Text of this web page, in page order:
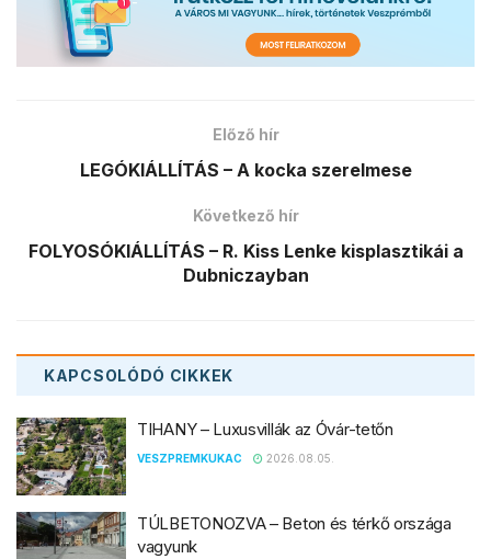
Előző hír
LEGÓKIÁLLÍTÁS – A kocka szerelmese
Következő hír
FOLYOSÓKIÁLLÍTÁS – R. Kiss Lenke kisplasztikái a
Dubniczayban
KAPCSOLÓDÓ CIKKEK
TIHANY – Luxusvillák az Óvár-tetőn
VESZPREMKUKAC 2026.08.05.
TÚLBETONOZVA – Beton és térkő országa
vagyunk